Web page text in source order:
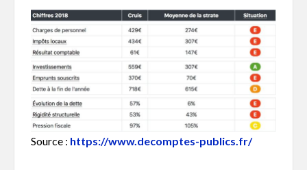
Source : https://www.decomptes-publics.fr/